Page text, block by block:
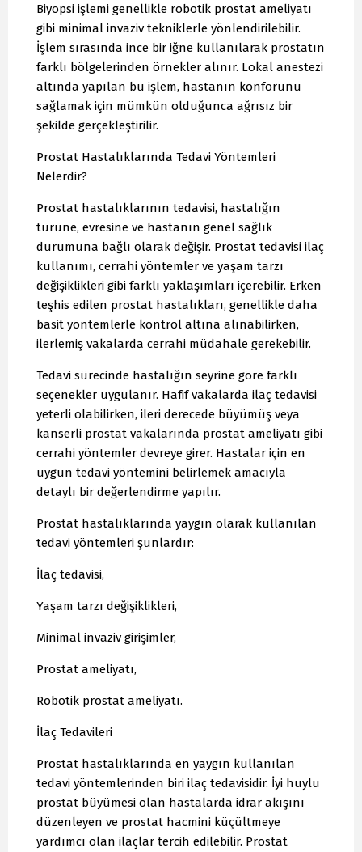
Biyopsi işlemi genellikle robotik prostat ameliyatı
gibi minimal invaziv tekniklerle yönlendirilebilir.
İşlem sırasında ince bir iğne kullanılarak prostatın
farklı bölgelerinden örnekler alınır. Lokal anestezi
altında yapılan bu işlem, hastanın konforunu
sağlamak için mümkün olduğunca ağrısız bir
şekilde gerçekleştirilir.
Prostat Hastalıklarında Tedavi Yöntemleri
Nelerdir?
Prostat hastalıklarının tedavisi, hastalığın
türüne, evresine ve hastanın genel sağlık
durumuna bağlı olarak değişir. Prostat tedavisi ilaç
kullanımı, cerrahi yöntemler ve yaşam tarzı
değişiklikleri gibi farklı yaklaşımları içerebilir. Erken
teşhis edilen prostat hastalıkları, genellikle daha
basit yöntemlerle kontrol altına alınabilirken,
ilerlemiş vakalarda cerrahi müdahale gerekebilir.
Tedavi sürecinde hastalığın seyrine göre farklı
seçenekler uygulanır. Hafif vakalarda ilaç tedavisi
yeterli olabilirken, ileri derecede büyümüş veya
kanserli prostat vakalarında prostat ameliyatı gibi
cerrahi yöntemler devreye girer. Hastalar için en
uygun tedavi yöntemini belirlemek amacıyla
detaylı bir değerlendirme yapılır.
Prostat hastalıklarında yaygın olarak kullanılan
tedavi yöntemleri şunlardır:
İlaç tedavisi,
Yaşam tarzı değişiklikleri,
Minimal invaziv girişimler,
Prostat ameliyatı,
Robotik prostat ameliyatı.
İlaç Tedavileri
Prostat hastalıklarında en yaygın kullanılan
tedavi yöntemlerinden biri ilaç tedavisidir. İyi huylu
prostat büyümesi olan hastalarda idrar akışını
düzenleyen ve prostat hacmini küçültmeye
yardımcı olan ilaçlar tercih edilebilir. Prostat